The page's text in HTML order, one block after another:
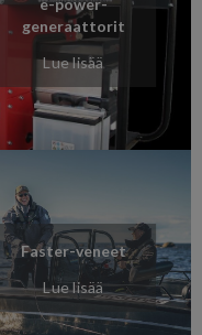
e-power-
generaattorit
Lue lisää
Faster-veneet
Lue lisää